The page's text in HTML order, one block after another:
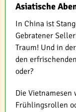
Asiatische
In China ist
Gebratener
Traum! Und in
den
oder?
Die
Frühlingsrollen